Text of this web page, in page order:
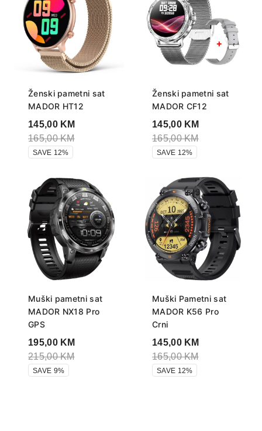
Ženski pametni sat
MADOR HT12
145,00 KM
165,00KM
SAVE 12%
Ženski pametni sat
MADOR CF12
145,00 KM
165,00KM
SAVE 12%
Muški pametni sat
MADOR NX18 Pro
GPS
195,00 KM
215,00KM
SAVE 9%
Muški Pametni sat
MADOR K56 Pro
Crni
145,00 KM
165,00KM
SAVE 12%